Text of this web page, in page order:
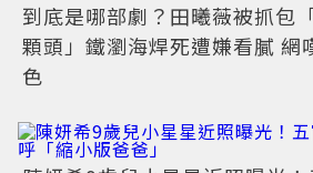
到底是哪部劇？田曦薇被抓包
顆頭」鐵瀏海焊死遭嫌看膩 網
色